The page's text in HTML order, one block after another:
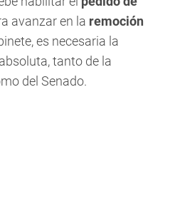
avanzar en la remoción
es necesaria la
tanto de la
del Senado.